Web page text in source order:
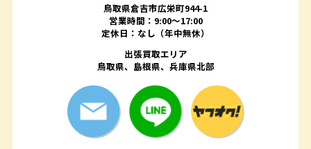
鳥取県倉吉市広栄町944-1
営業時間：9:00～17:00
定休日：なし（年中無休）
出張買取エリア
鳥取県、島根県、兵庫県北部